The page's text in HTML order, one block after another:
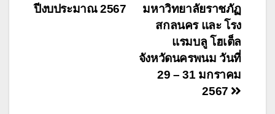
มหาวิทยาลัยราชภัฏ
สกลนคร และ โรง
แรมบลู โฮเต็ล
จังหวัดนครพนม วันที่
29 – 31 มกราคม
2567
ปีงบประมาณ 2567